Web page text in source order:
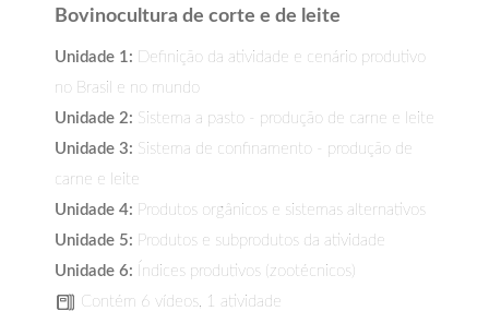
Bovinocultura de corte e de leite
Unidade 1: Definição da atividade e cenário produtivo
no Brasil e no mundo
Unidade 2: Sistema a pasto - produção de carne e leite
Unidade 3: Sistema de confinamento - produção de
carne e leite
Unidade 4: Produtos orgânicos e sistemas alternativos
Unidade 5: Produtos e subprodutos da atividade
Unidade 6: Índices produtivos (zootécnicos)
Contém 6 vídeos, 1 atividade